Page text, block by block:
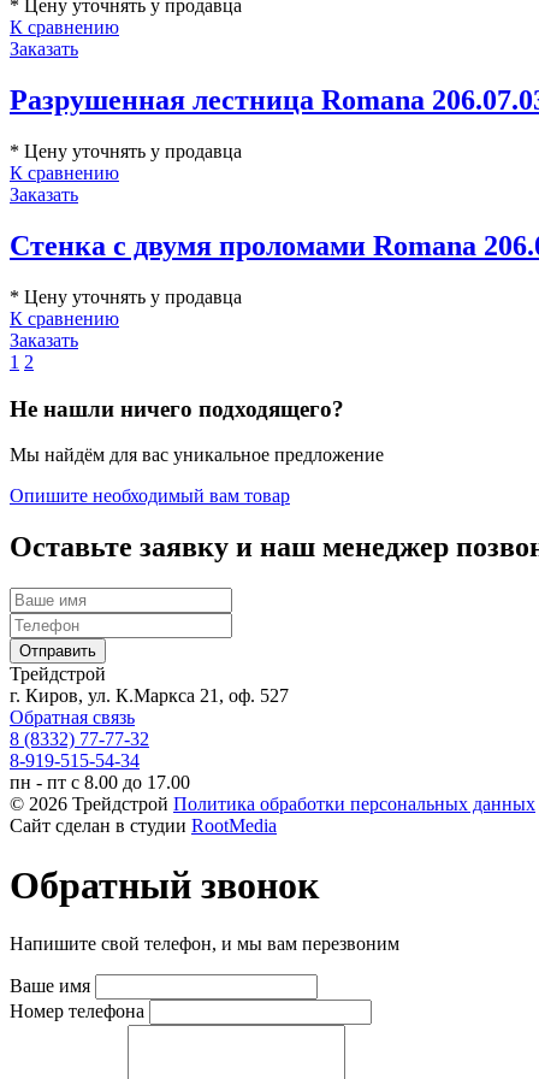
* Цену уточнять у продавца
К сравнению
Заказать
Разрушенная лестница Romana
* Цену уточнять у продавца
К сравнению
Заказать
Стенка с двумя проломами Romana
* Цену уточнять у продавца
К сравнению
Заказать
1 2
Не нашли ничего подходящего?
Мы найдём для вас уникальное предложение
Опишите необходимый вам товар
Оставьте заявку и наш менеджер
Трейдстрой
г. Киров, ул. К.Маркса 21, оф. 527
Обратная связь
8 (8332) 77-77-32
8-919-515-54-34
пн - пт с 8.00 до 17.00
© 2026 Трейдстрой Политика обработки персональных данных
Сайт сделан в студии RootMedia
Обратный звонок
Напишите свой телефон, и мы вам перезвоним
Ваше имя
Номер телефона